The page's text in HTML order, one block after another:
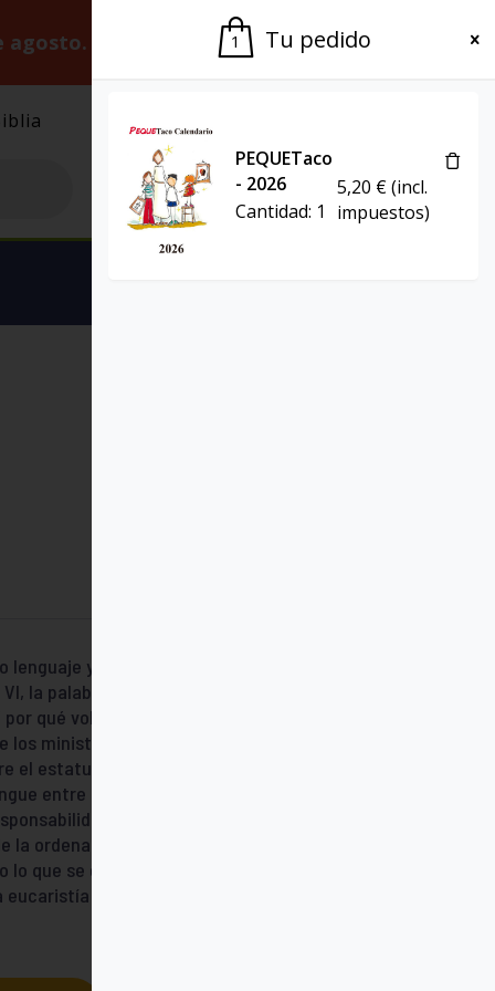
agosto. Gracias por la paciencia.
y nuestras referencias. ¿Por
la palabra “ministerio” para designar
qué volver a los términos y a las
ministerios eclesiales, como si no nos
el estatuto de los laicos que tienen un
entre lo que corresponde al bautismo
pastoral. Finalmente, el
ordenación para el ministerio pastoral.
que se espera de ellos. ¿Qué hacer,
o de la reconciliación
1 Tu pedido
PEQUETaco
- 2026
Cantidad: 1
5,20 €(incl.
impuestos)